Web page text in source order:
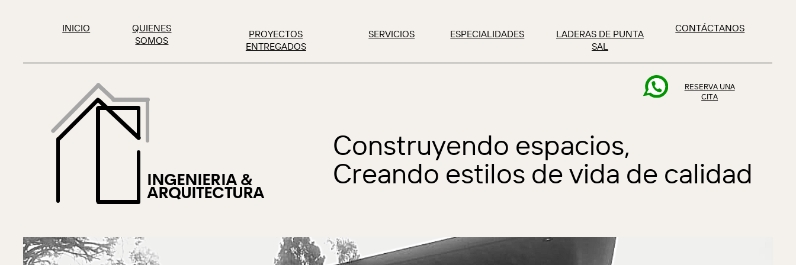
INICIO
QUIENES
SOMOS
PROYECTOS
ENTREGADOS
SERVICIOS ESPECIALIDADES
LADERAS DE PUNTA
SAL
CONTÁCTANOS
INGENIERIA &
ARQUITECTURA
RESERVA UNA
CITA
Construyendo espacios,
Creando estilos de vida de calidad